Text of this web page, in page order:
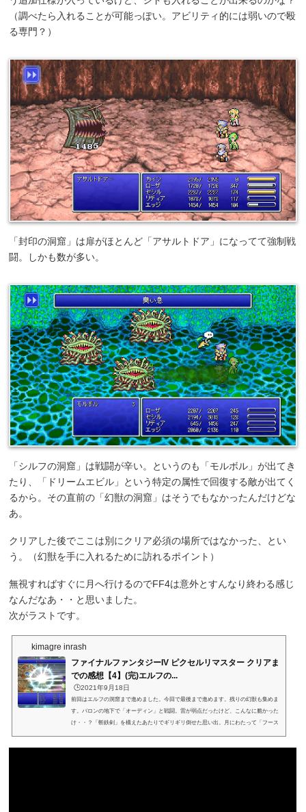
（調べたら入れることが可能っぽい。アビリティ的には弱いので殴
る専門？）
「封印の洞窟」は扉がほとんど「アサルトドア」になってて強制戦
闘。しかも数が多い。
「シルフの洞窟」は戦闘が辛い。というのも「モルボル」が出てき
たり、「ドリームエビル」という特定の属性で回復する敵が出てく
るから。その直前の「幻獣の洞窟」はそうでもなかったんだけどな
あ。
クリアした後でここは別にクリア必須の場所ではなかった、とい
う。（幻獣を手に入れるために訪れるポイント）
無視すればすぐに月へ行けるのでFF4は意外とすんなり終わる感じ
なんだなあ・・と思いました。
次がラストです。
kimagre inrash
ファイナルファンタジーIV ピクセルリマスター クリアま
での感想【4】(完)エルフの...
🕒️2021年9月18日
前回はエルフの洞窟まで進めました。今回で最後まで進めます。残りの幻獣も集めま
す。バロンの地下で「オーディン」と戦闘。雷が弱点だったけど、こんなに脆かった
け・・？「斬鉄剣」を構えたあたりでギリギリ倒せた思い出。月にわたって「フース